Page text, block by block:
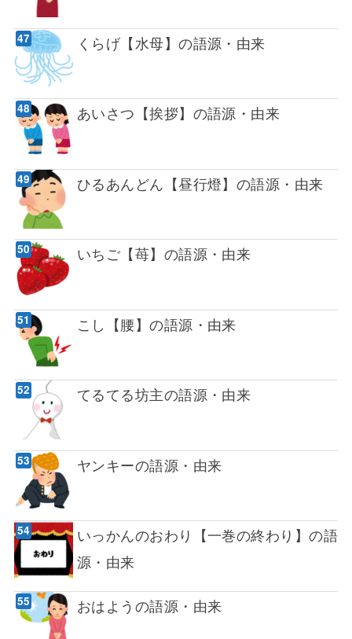
くらげ【水母】の語源・由来
あいさつ【挨拶】の語源・由来
ひるあんどん【昼行燈】の語源・由来
いちご【苺】の語源・由来
こし【腰】の語源・由来
てるてる坊主の語源・由来
ヤンキーの語源・由来
いっかんのおわり【一巻の終わり】の語
源・由来
おはようの語源・由来